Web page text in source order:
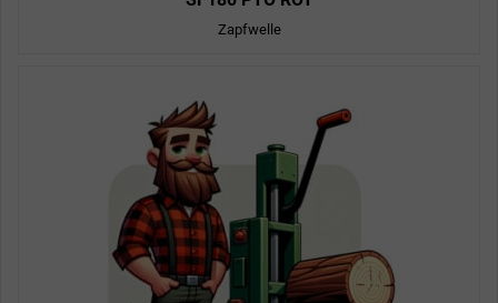
Zapfwelle